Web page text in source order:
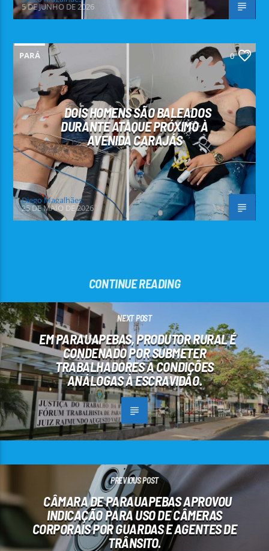
5 DE JUNHO DE 2026
PARÁ 0
DOIS HOMENS SÃO BALEADOS
DURANTE ATAQUE PRÓXIMO À
AVENIDA CARAJÁS
Diego Magalhães
25 DE MAIO DE 2026
CONTINUE READING
NEXT POST
EM PARAUAPEBAS, PRODUTOR RURAL É
CONDENADO POR SUBMETER
TRABALHADORES A CONDIÇÕES
ANÁLOGAS À ESCRAVIDÃO.
PREVIOUS POST
CÂMARA DE PARAUAPEBAS APROVOU
INDICAÇÃO PARA USO DE CÂMERAS
CORPORAIS POR GUARDAS E AGENTES DE
TRÂNSITO.